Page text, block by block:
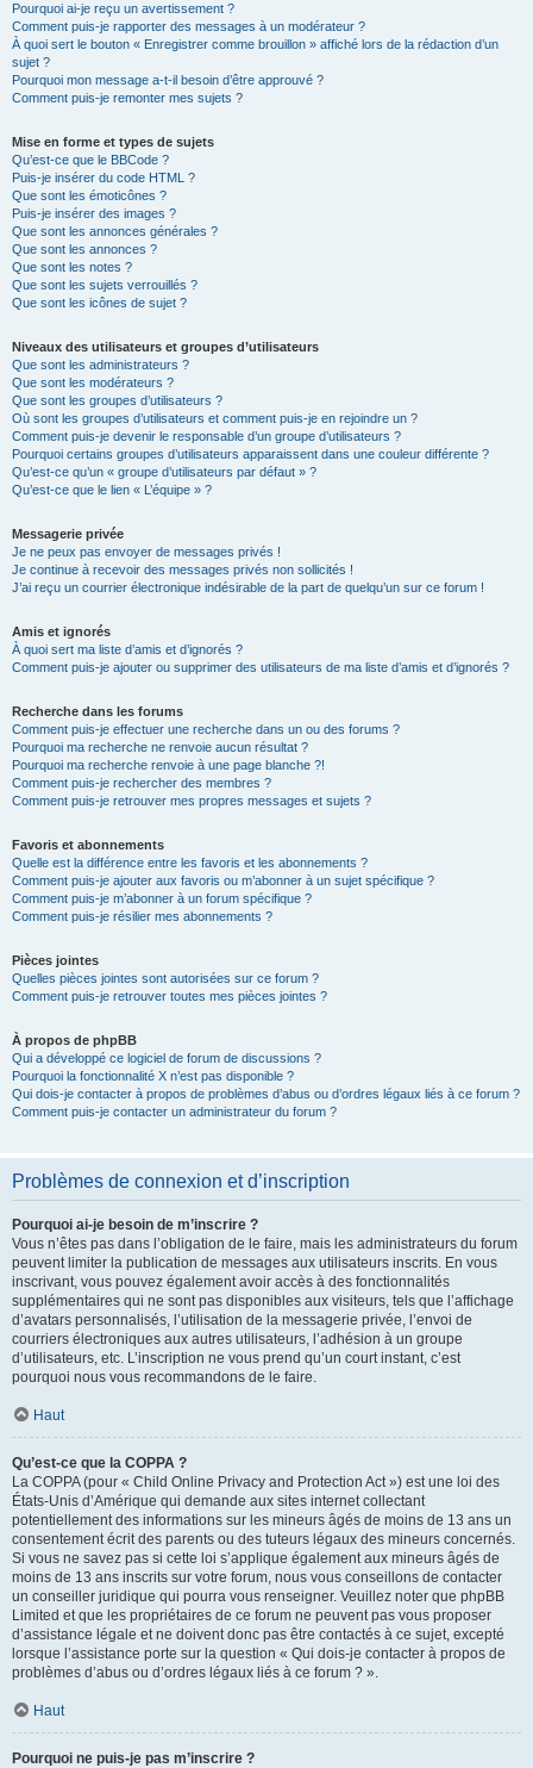
Pourquoi ai-je reçu un avertissement ?
Comment puis-je rapporter des messages à un modérateur ?
À quoi sert le bouton « Enregistrer comme brouillon » affiché lors de la rédaction d’un
sujet ?
Pourquoi mon message a-t-il besoin d’être approuvé ?
Comment puis-je remonter mes sujets ?
Mise en forme et types de sujets
Qu’est-ce que le BBCode ?
Puis-je insérer du code HTML ?
Que sont les émoticônes ?
Puis-je insérer des images ?
Que sont les annonces générales ?
Que sont les annonces ?
Que sont les notes ?
Que sont les sujets verrouillés ?
Que sont les icônes de sujet ?
Niveaux des utilisateurs et groupes d’utilisateurs
Que sont les administrateurs ?
Que sont les modérateurs ?
Que sont les groupes d’utilisateurs ?
Où sont les groupes d’utilisateurs et comment puis-je en rejoindre un ?
Comment puis-je devenir le responsable d’un groupe d’utilisateurs ?
Pourquoi certains groupes d’utilisateurs apparaissent dans une couleur différente ?
Qu’est-ce qu’un « groupe d’utilisateurs par défaut » ?
Qu’est-ce que le lien « L’équipe » ?
Messagerie privée
Je ne peux pas envoyer de messages privés !
Je continue à recevoir des messages privés non sollicités !
J’ai reçu un courrier électronique indésirable de la part de quelqu’un sur ce forum !
Amis et ignorés
À quoi sert ma liste d’amis et d’ignorés ?
Comment puis-je ajouter ou supprimer des utilisateurs de ma liste d’amis et d’ignorés ?
Recherche dans les forums
Comment puis-je effectuer une recherche dans un ou des forums ?
Pourquoi ma recherche ne renvoie aucun résultat ?
Pourquoi ma recherche renvoie à une page blanche ?!
Comment puis-je rechercher des membres ?
Comment puis-je retrouver mes propres messages et sujets ?
Favoris et abonnements
Quelle est la différence entre les favoris et les abonnements ?
Comment puis-je ajouter aux favoris ou m’abonner à un sujet spécifique ?
Comment puis-je m’abonner à un forum spécifique ?
Comment puis-je résilier mes abonnements ?
Pièces jointes
Quelles pièces jointes sont autorisées sur ce forum ?
Comment puis-je retrouver toutes mes pièces jointes ?
À propos de phpBB
Qui a développé ce logiciel de forum de discussions ?
Pourquoi la fonctionnalité X n’est pas disponible ?
Qui dois-je contacter à propos de problèmes d’abus ou d’ordres légaux liés à ce forum ?
Comment puis-je contacter un administrateur du forum ?
Problèmes de connexion et d’inscription
Pourquoi ai-je besoin de m’inscrire ?
Vous n’êtes pas dans l’obligation de le faire, mais les administrateurs du forum
peuvent limiter la publication de messages aux utilisateurs inscrits. En vous
inscrivant, vous pouvez également avoir accès à des fonctionnalités
supplémentaires qui ne sont pas disponibles aux visiteurs, tels que l’affichage
d’avatars personnalisés, l’utilisation de la messagerie privée, l’envoi de
courriers électroniques aux autres utilisateurs, l’adhésion à un groupe
d’utilisateurs, etc. L’inscription ne vous prend qu’un court instant, c’est
pourquoi nous vous recommandons de le faire.
Haut
Qu’est-ce que la COPPA ?
La COPPA (pour « Child Online Privacy and Protection Act ») est une loi des
États-Unis d’Amérique qui demande aux sites internet collectant
potentiellement des informations sur les mineurs âgés de moins de 13 ans un
consentement écrit des parents ou des tuteurs légaux des mineurs concernés.
Si vous ne savez pas si cette loi s’applique également aux mineurs âgés de
moins de 13 ans inscrits sur votre forum, nous vous conseillons de contacter
un conseiller juridique qui pourra vous renseigner. Veuillez noter que phpBB
Limited et que les propriétaires de ce forum ne peuvent pas vous proposer
d’assistance légale et ne doivent donc pas être contactés à ce sujet, excepté
lorsque l’assistance porte sur la question « Qui dois-je contacter à propos de
problèmes d’abus ou d’ordres légaux liés à ce forum ? ».
Haut
Pourquoi ne puis-je pas m’inscrire ?